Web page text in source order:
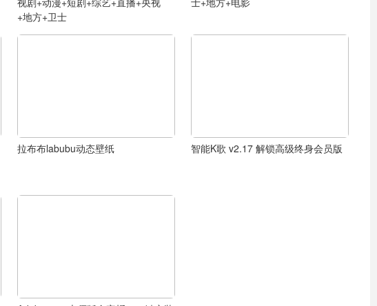
+地方+卫士
拉布布labubu动态壁纸 智能K歌 v2.17 解锁高级终身会员版